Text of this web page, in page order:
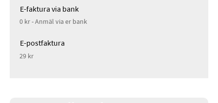
E-faktura via bank
0 kr - Anmäl via er bank
E-postfaktura
29 kr